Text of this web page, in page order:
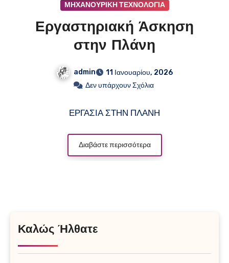
ΜΗΧΑΝΟΥΡΙΚΗ ΤΕΧΝΟΛΟΓΙΑ
Εργαστηριακή Άσκηση
στην Πλάνη
admin
11 Ιανουαρίου, 2026
Δεν υπάρχουν Σχόλια
ΕΡΓΑΣΙΑ ΣΤΗΝ ΠΛΑΝΗ
Διαβάστε περισσότερα
Καλώς Ήλθατε